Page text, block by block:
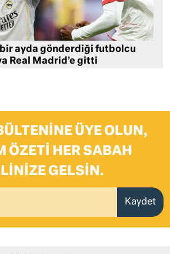
bir ayda gönderdiği futbolcu
Real Madrid’e gitti
ÜYE OLUN,
ÖZETI HER SABAH
GELSIN.
Kaydet